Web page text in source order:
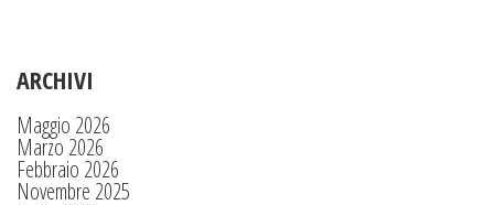
ARCHIVI
Maggio 2026
Marzo 2026
Febbraio 2026
Novembre 2025